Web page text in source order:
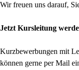
Wir freuen uns darauf,
Jetzt Kursleitung
Kurzbewerbungen mit
können gerne per Mail